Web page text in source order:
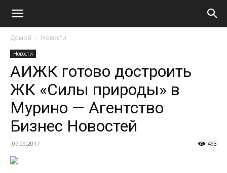
Домой Новости
Новости
АИЖК готово достроить
ЖК «Силы природы» в
Мурино — Агентство
Бизнес Новостей
07.09.2017 493